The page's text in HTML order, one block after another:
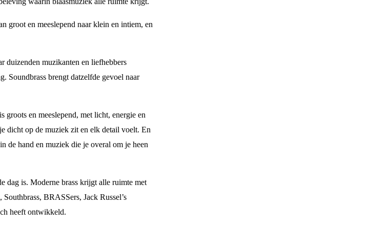
groot en meeslepend naar klein en intiem, en
duizenden muzikanten en liefhebbers
Soundbrass brengt datzelfde gevoel naar
en meeslepend, met licht, energie en
dicht op de muziek zit en elk detail voelt. En
de hand en muziek die je overal om je heen
dag is. Moderne brass krijgt alle ruimte met
BRASSers, Jack Russel’s
heeft ontwikkeld.